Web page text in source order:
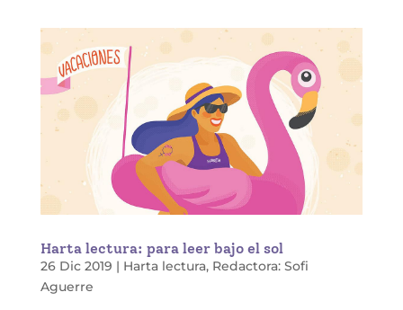
Harta lectura: para leer bajo el sol
26 Dic 2019 | Harta lectura, Redactora: Sofi
Aguerre